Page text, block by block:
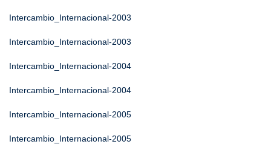
Intercambio_Internacional-2003
Intercambio_Internacional-2003
Intercambio_Internacional-2004
Intercambio_Internacional-2004
Intercambio_Internacional-2005
Intercambio_Internacional-2005